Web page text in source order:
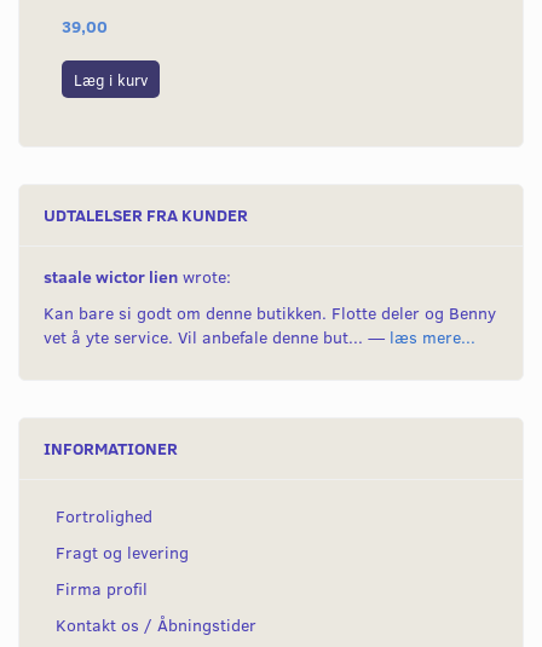
39,00
Læg i kurv
UDTALELSER FRA KUNDER
staale wictor lien wrote:
Kan bare si godt om denne butikken. Flotte deler og Benny
vet å yte service. Vil anbefale denne but... — læs mere...
INFORMATIONER
Fortrolighed
Fragt og levering
Firma profil
Kontakt os / Åbningstider